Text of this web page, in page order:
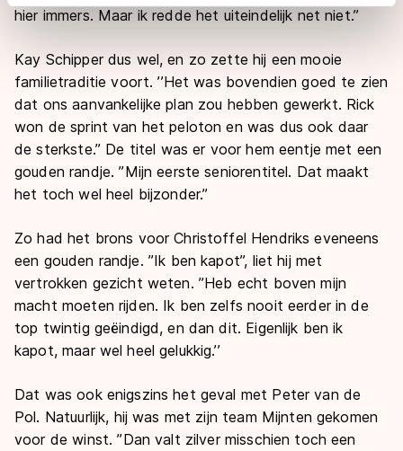
adequaat beschermingsniveau geldt volgens de GDPR.
overdracht. Meer informatie vindt u in onscookiebeleid
hier immers. Maar ik redde het uiteindelijk net niet.’’
Kay Schipper dus wel, en zo zette hij een mooie
familietraditie voort. ’’Het was bovendien goed te zien
dat ons aanvankelijke plan zou hebben gewerkt. Rick
won de sprint van het peloton en was dus ook daar
de sterkste.’’ De titel was er voor hem eentje met een
gouden randje. ’’Mijn eerste seniorentitel. Dat maakt
het toch wel heel bijzonder.’’
Zo had het brons voor Christoffel Hendriks eveneens
een gouden randje. ’’Ik ben kapot’’, liet hij met
vertrokken gezicht weten. ’’Heb echt boven mijn
macht moeten rijden. Ik ben zelfs nooit eerder in de
top twintig geëindigd, en dan dit. Eigenlijk ben ik
kapot, maar wel heel gelukkig.’’
Dat was ook enigszins het geval met Peter van de
Pol. Natuurlijk, hij was met zijn team Mijnten gekomen
voor de winst. ’’Dan valt zilver misschien toch een